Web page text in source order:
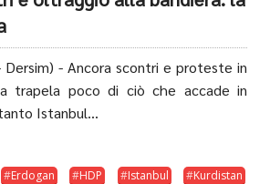
Dersim) - Ancora scontri e proteste in
trapela poco di ciò che accade in
Istanbul...
Erdogan HDP Istanbul
Kurdistan